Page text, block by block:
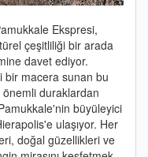
Ekspresi,
çeşitliliği bir arada
davet ediyor.
bir macera sunan bu
duraklardan
büyüleyici
ulaşıyor. Her
doğal güzellikleri ve